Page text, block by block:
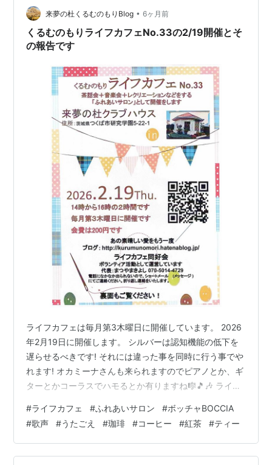
が、参加者が10名となり最大人数を更新してうれしく思
いました。そう…
来夢の杜くるむのもりBlog • 6ヶ月前
くるむのもりライフカフェNo.33の2/19開催とそ
の報告です
ライフカフェは毎月第3木曜日に開催しています。 2026
年2月19日に開催します。 シルバーは認知機能の低下を
遅らせるべきです! それには違った事を同時に行う事でや
れます! オカミーナさんも来られますのでピアノとか、ギ
ターとかコーラスでハモるとか有りますね🎼🎵🎶 ライフ
づくり」ホームページにライフカフェが有りますが、現
在掲載内容新しくするために更新作業をしていますので
しばらくお待ちください！ ＜ライフカフェ２/19開催＞
＜ライフカフェ2/19報告＞ 前回1/15開催ライフカフェに
#ライフカフェ #ふれあいサロン #ボッチャBOCCIA
#歌声 #うたごえ #珈琲 #コーヒー #紅茶 #ティー